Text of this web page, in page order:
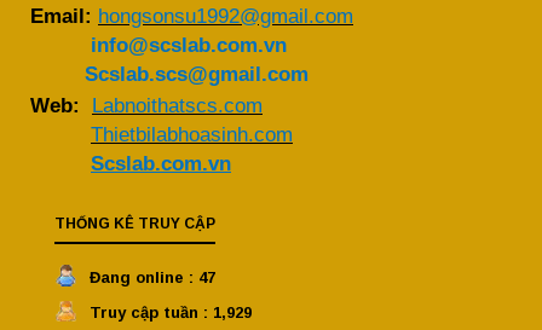
Email: hongsonsu1992@gmail.com
info@scslab.com.vn
Scslab.scs@gmail.com
Web: Labnoithatscs.com
Thietbilabhoasinh.com
Scslab.com.vn
THỐNG KÊ TRUY CẬP
Đang online : 47
Truy cập tuần : 1,929